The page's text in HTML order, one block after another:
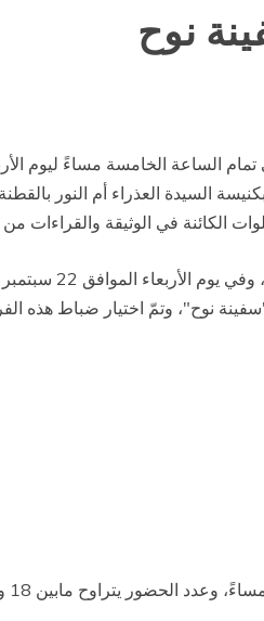
نوح
السيدة العذراء أم النور
الكائنة في الوثيقة والقراءات
نوح"، وتمّ اختيار ضباط هذه
الحضور يتراوح مابين 18 و25 عضو.